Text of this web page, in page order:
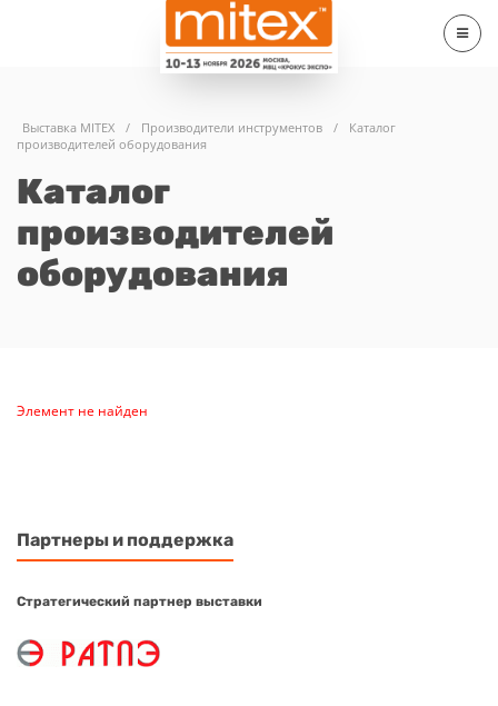
Выставка MITEX / Производители инструментов /
Каталог
производителей оборудования
Каталог
производителей
оборудования
Элемент не найден
Партнеры и поддержка
Стратегический партнер выставки